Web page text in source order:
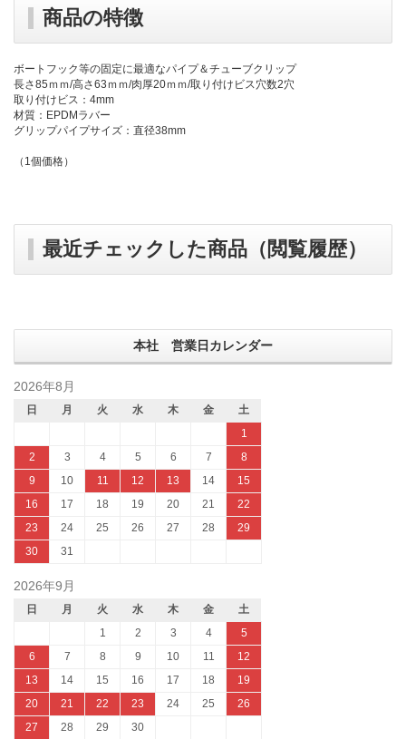
商品の特徴
ボートフック等の固定に最適なパイプ＆チューブクリップ
長さ85ｍｍ/高さ63ｍｍ/肉厚20ｍｍ/取り付けビス穴数2穴
取り付けビス：4mm
材質：EPDMラバー
グリップパイプサイズ：直径38mm
（1個価格）
最近チェックした商品（閲覧履歴）
本社 営業日カレンダー
2026年8月
日 月 火 水 木 金
土
1
2
3 4 5 6 7
8
9
10 11 12 13 14
15
16
17 18 19 20 21
22
23
24 25 26 27 28
29
30
31
2026年9月
日 月 火 水 木 金
土
1
2 3 4
5
6
7 8 9 10 11
12
13
14 15 16 17 18
19
20
21 22 23 24 25
26
27
28 29 30